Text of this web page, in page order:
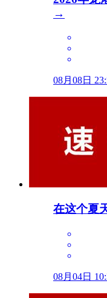
→
08月08日
在这个夏
08月04日